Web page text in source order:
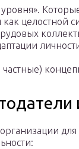
целостной
для